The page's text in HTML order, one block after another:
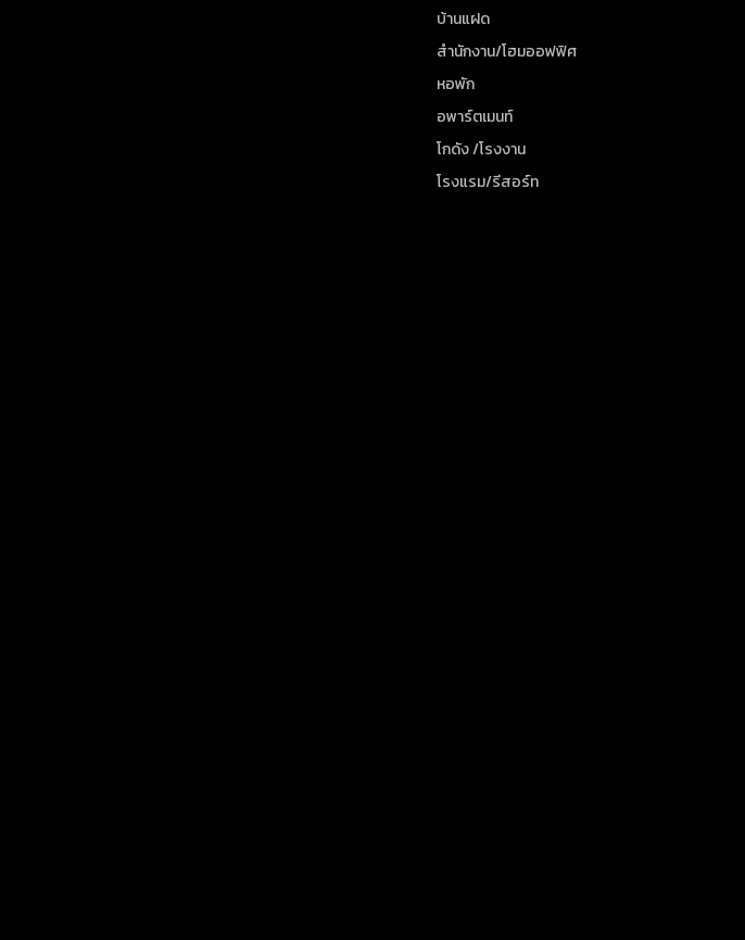
บ้านแฝด
สำนักงาน/โฮมออฟฟิศ
หอพัก
อพาร์ตเมนท์
โกดัง /โรงงาน
โรงแรม/รีสอร์ท